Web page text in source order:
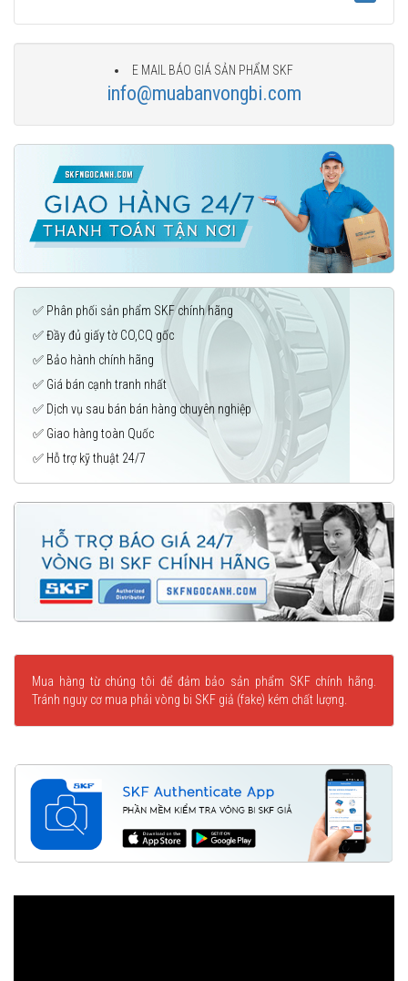
E MAIL BÁO GIÁ SẢN PHẨM SKF
info@muabanvongbi.com
✅ Phân phối sản phẩm SKF chính hãng
✅ Đầy đủ giấy tờ CO,CQ gốc
✅ Bảo hành chính hãng
✅ Giá bán cạnh tranh nhất
✅ Dịch vụ sau bán bán hàng chuyên nghiệp
✅ Giao hàng toàn Quốc
✅ Hỗ trợ kỹ thuật 24/7
Mua hàng từ chúng tôi để đảm bảo sản phẩm SKF chính hãng.
Tránh nguy cơ mua phải vòng bi SKF giả (fake) kém chất lượng.